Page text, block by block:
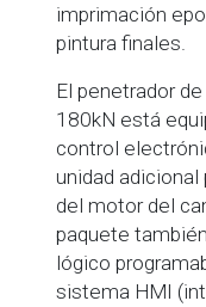
imprimación
pintura finales.
El penetrador
180kN está
control
unidad
del motor del
paquete
lógico
sistema HMI